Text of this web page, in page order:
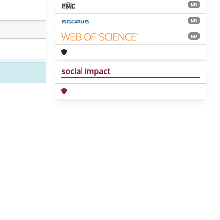
ND
ND
ND
social impact